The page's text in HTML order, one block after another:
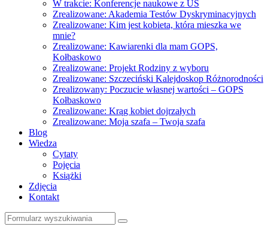
W trakcie: Konferencje naukowe z US
Zrealizowane: Akademia Testów Dyskryminacyjnych
Zrealizowane: Kim jest kobieta, która mieszka we
mnie?
Zrealizowane: Kawiarenki dla mam GOPS,
Kołbaskowo
Zrealizowane: Projekt Rodziny z wyboru
Zrealizowane: Szczeciński Kalejdoskop Różnorodności
Zrealizowany: Poczucie własnej wartości – GOPS
Kołbaskowo
Zrealizowane: Krąg kobiet dojrzałych
Zrealizowane: Moja szafa – Twoja szafa
Blog
Wiedza
Cytaty
Pojęcia
Książki
Zdjęcia
Kontakt
Szukaj